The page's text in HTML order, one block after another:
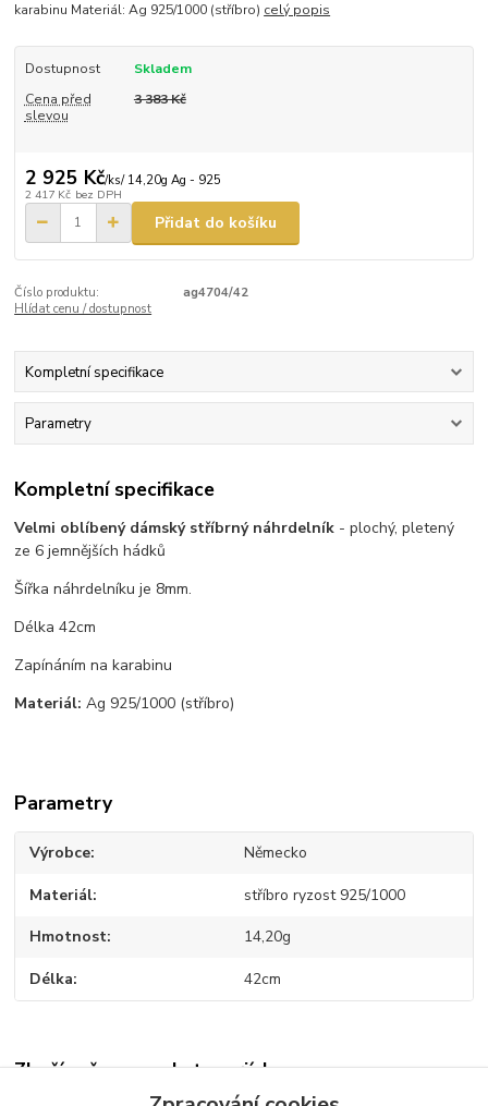
karabinu Materiál: Ag 925/1000 (stříbro) celý popis
Dostupnost
Skladem
Cena před
slevou
3 383 Kč
2 925 Kč/ks/ 14,20g Ag - 925
2 417 Kč bez DPH
Přidat do košíku
Číslo produktu:
ag4704/42
Hlídat cenu / dostupnost
Kompletní specifikace
Parametry
Kompletní specifikace
Velmi oblíbený dámský stříbrný náhrdelník - plochý, pletený
ze 6 jemnějších hádků
Šířka náhrdelníku je 8mm.
Délka 42cm
Zapínáním na karabinu
Materiál: Ag 925/1000 (stříbro)
Parametry
Výrobce Německo
Materiál stříbro ryzost 925/1000
Hmotnost 14,20g
Délka 42cm
Zboží zařazeno v kategoriích